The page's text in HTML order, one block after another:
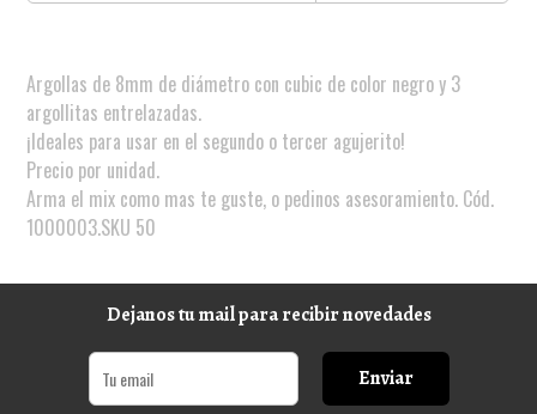
Argollas de 8mm de diámetro con cubic de color negro y 3
argollitas entrelazadas.
¡Ideales para usar en el segundo o tercer agujerito!
Precio por unidad.
Arma el mix como mas te guste, o pedinos asesoramiento. Cód.
1000003.SKU 50
Dejanos tu mail para recibir novedades
Enviar